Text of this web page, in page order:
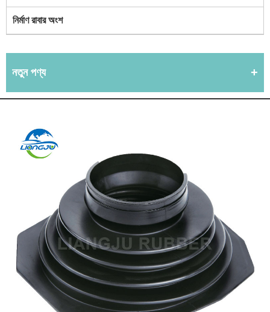
নির্মাণ রাবার অংশ
নতুন পণ্য